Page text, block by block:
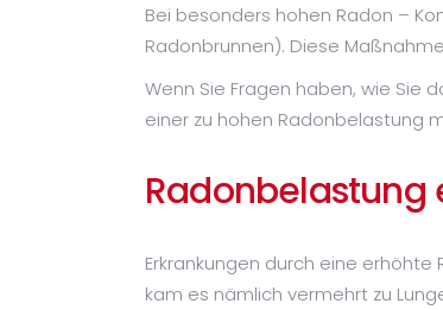
Bei besonders hohen Radon –
Radonbrunnen). Diese
Wenn Sie Fragen haben, wie Sie
einer zu hohen Radonbelastung
Radonbelastung
Erkrankungen durch eine
kam es nämlich vermehrt zu